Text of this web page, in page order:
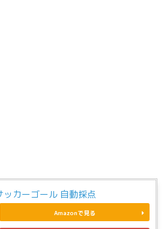
カーゴール 自動採点
Amazonで見る